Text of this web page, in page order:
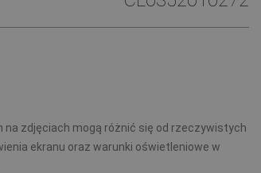
na zdjęciach mogą różnić się od rzeczywistych
ekranu oraz warunki oświetleniowe w